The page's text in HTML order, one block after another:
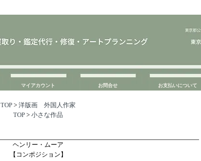
マイアカウント お問合せ お支払いについて
TOP > 洋版画 外国人作家
TOP > 小さな作品
ヘンリー・ムーア
【コンポジション】